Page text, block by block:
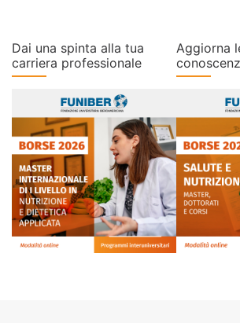
Dai una spinta alla tua
carriera professionale
Aggiorna